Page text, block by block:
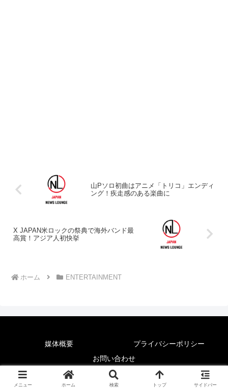
山Pソロ初曲はアニメ「トリコ」エンディ
ング！疾走感のある楽曲に
X JAPAN米ロックの祭典で海外バンド最
高賞！アジア人初快挙
ホーム ENTERTAINMENT
媒体概要
プライバシーポリシー
お問い合わせ
© 2025 News Lounge.
メニュー ホーム 検索 トップ サイドバー